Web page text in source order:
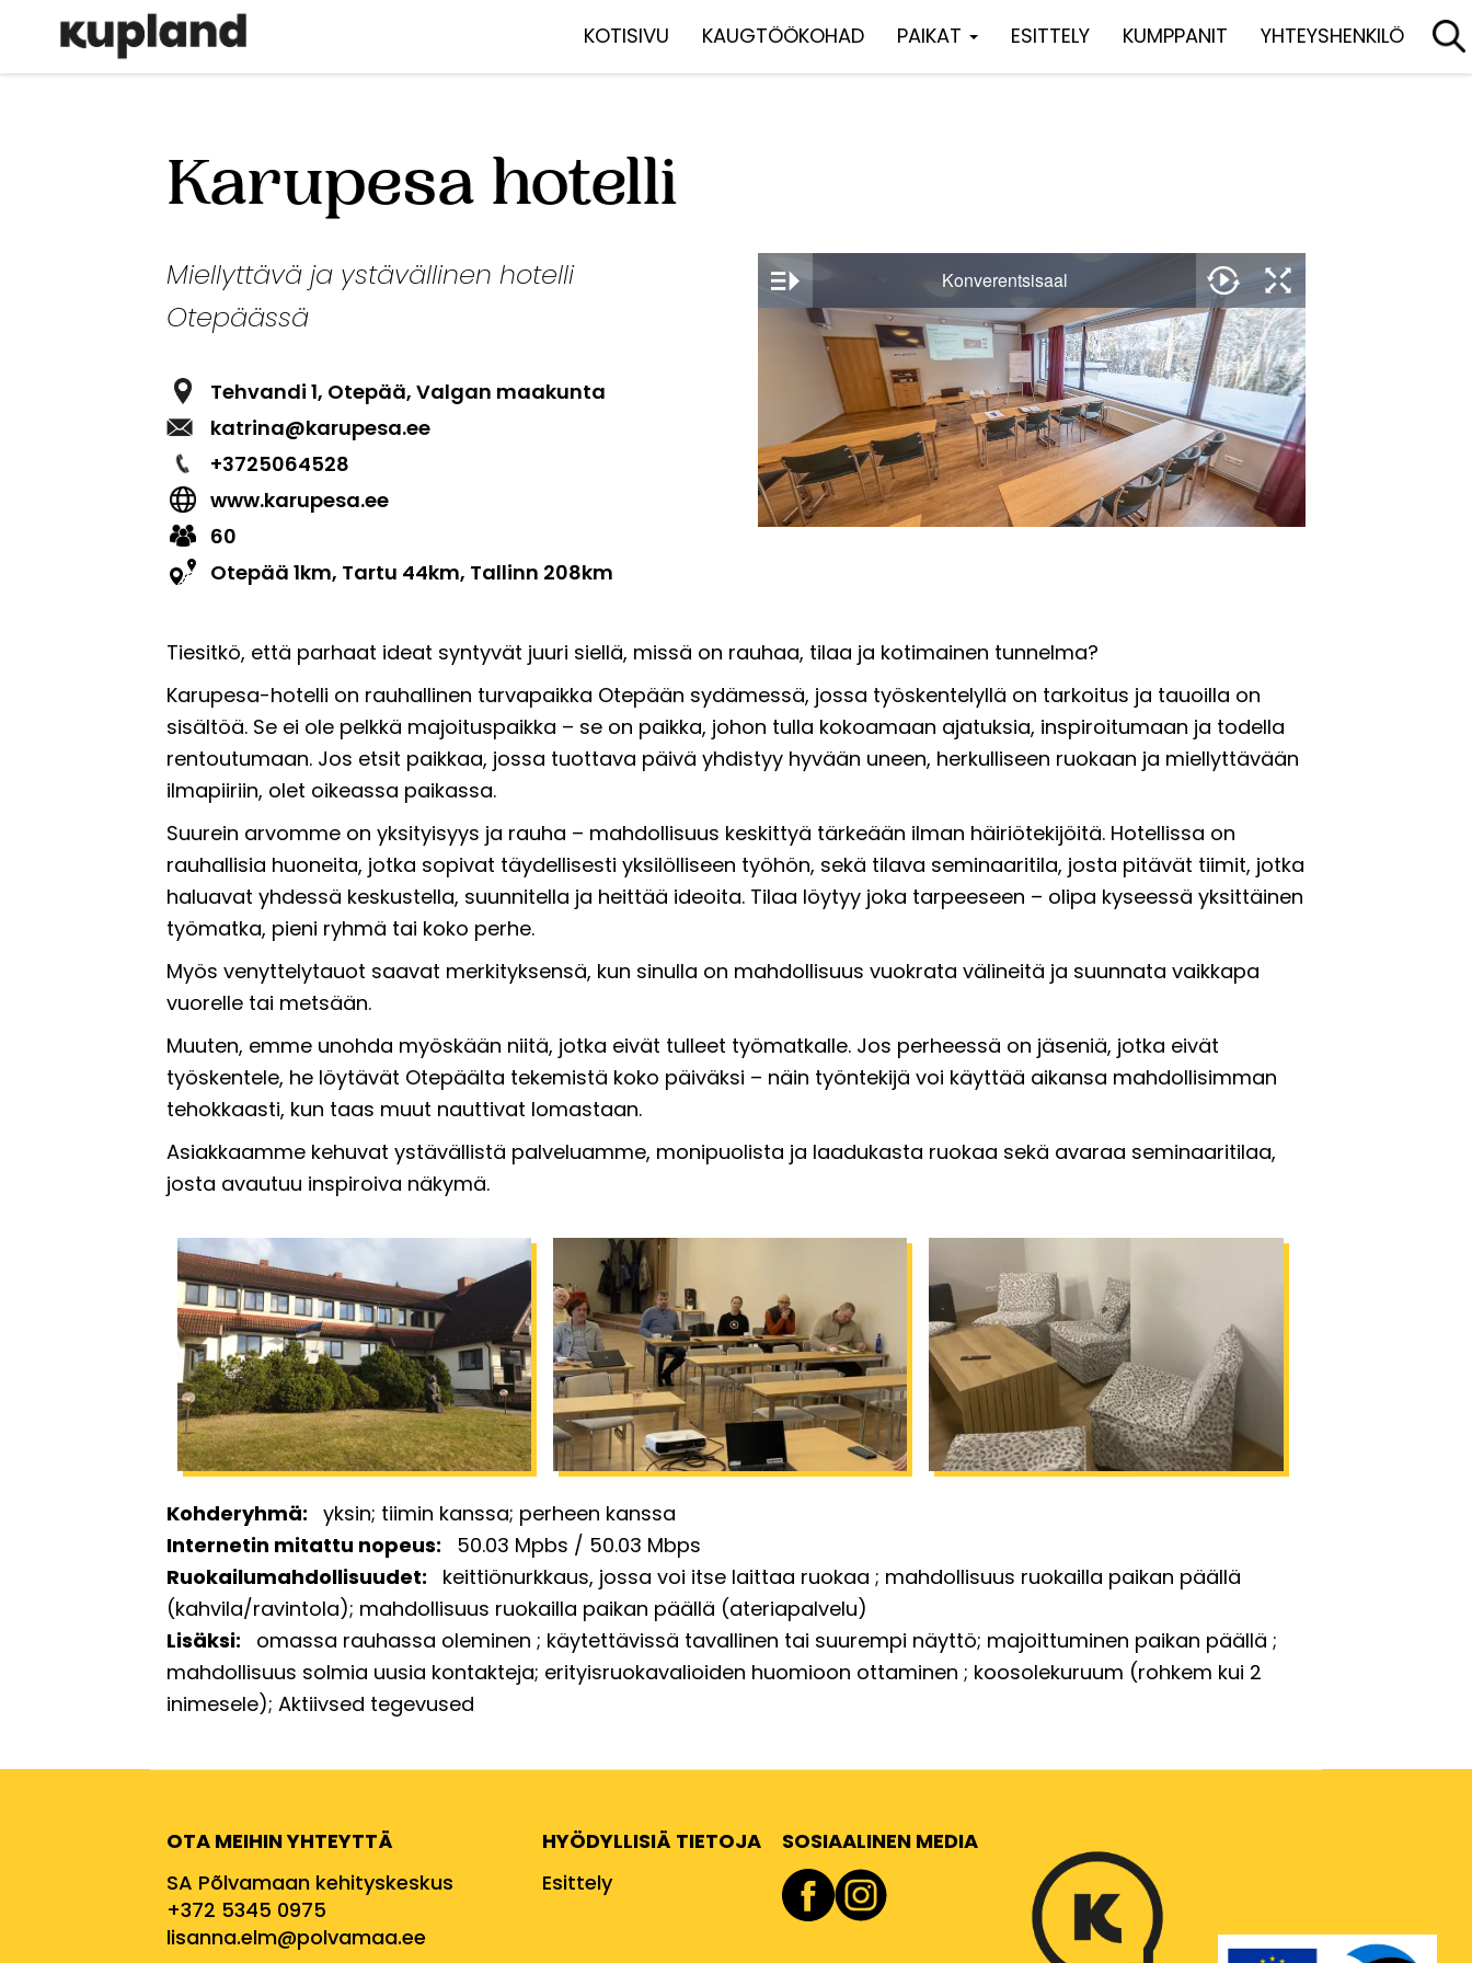
Hyppää
pääsisältöön
Põhinavigatsioon KOTISIVU KAUGTÖÖKOHAD PAIKAT ESITTELY KUMPPANIT YHTEYSHENKILÖ
Karupesa hotelli
Miellyttävä ja ystävällinen hotelli
Otepäässä
Tehvandi 1, Otepää, Valgan maakunta
katrina@karupesa.ee
+3725064528
www.karupesa.ee
60
Otepää 1km, Tartu 44km, Tallinn 208km
Tiesitkö, että parhaat ideat syntyvät juuri siellä, missä on rauhaa, tilaa ja kotimainen tunnelma?
Karupesa-hotelli on rauhallinen turvapaikka Otepään sydämessä, jossa työskentelyllä on tarkoitus ja tauoilla on
sisältöä. Se ei ole pelkkä majoituspaikka – se on paikka, johon tulla kokoamaan ajatuksia, inspiroitumaan ja todella
rentoutumaan. Jos etsit paikkaa, jossa tuottava päivä yhdistyy hyvään uneen, herkulliseen ruokaan ja miellyttävään
ilmapiiriin, olet oikeassa paikassa.
Suurein arvomme on yksityisyys ja rauha – mahdollisuus keskittyä tärkeään ilman häiriötekijöitä. Hotellissa on
rauhallisia huoneita, jotka sopivat täydellisesti yksilölliseen työhön, sekä tilava seminaaritila, josta pitävät tiimit, jotka
haluavat yhdessä keskustella, suunnitella ja heittää ideoita. Tilaa löytyy joka tarpeeseen – olipa kyseessä yksittäinen
työmatka, pieni ryhmä tai koko perhe.
Myös venyttelytauot saavat merkityksensä, kun sinulla on mahdollisuus vuokrata välineitä ja suunnata vaikkapa
vuorelle tai metsään.
Muuten, emme unohda myöskään niitä, jotka eivät tulleet työmatkalle. Jos perheessä on jäseniä, jotka eivät
työskentele, he löytävät Otepäälta tekemistä koko päiväksi – näin työntekijä voi käyttää aikansa mahdollisimman
tehokkaasti, kun taas muut nauttivat lomastaan.
Asiakkaamme kehuvat ystävällistä palveluamme, monipuolista ja laadukasta ruokaa sekä avaraa seminaaritilaa,
josta avautuu inspiroiva näkymä.
Kohderyhmä yksin tiimin kanssa perheen kanssa
Internetin mitattu nopeus
50.03 Mpbs / 50.03 Mbps
Ruokailumahdollisuudet
keittiönurkkaus, jossa voi itse laittaa ruokaa
mahdollisuus ruokailla paikan päällä
(kahvila/ravintola) mahdollisuus ruokailla paikan päällä (ateriapalvelu)
Lisäksi
omassa rauhassa oleminen käytettävissä tavallinen tai suurempi näyttö majoittuminen paikan päällä
mahdollisuus solmia uusia kontakteja erityisruokavalioiden huomioon ottaminen
koosolekuruum (rohkem kui 2
inimesele) Aktiivsed tegevused
OTA MEIHIN YHTEYTTÄ
SA Põlvamaan kehityskeskus
+372 5345 0975
lisanna.elm@polvamaa.ee
HYÖDYLLISIÄ TIETOJA
Esittely
SOSIAALINEN MEDIA